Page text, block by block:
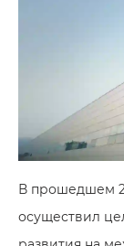
В прошедшем
осуществил